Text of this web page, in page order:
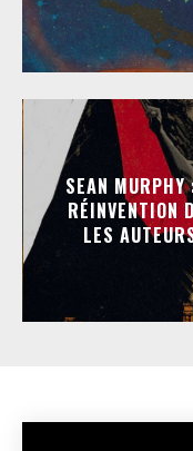
SEAN MURPHY
RÉINVENTION
LES